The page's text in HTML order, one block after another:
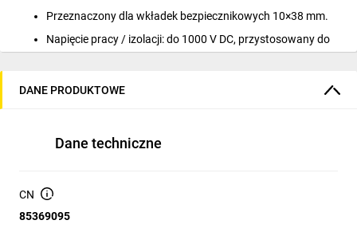
Przeznaczony dla wkładek bezpiecznikowych 10×38 mm.
Napięcie pracy / izolacji: do 1000 V DC, przystosowany do
systemów PV.
rozdzielnicach PV i szafach sterowniczych).
zadziałaniu wkładki/przerwaniu obwodu.
umożliwia elastyczne połączenia przewodów DC.
Zgodność z normami technicznymi: konstrukcja spełnia
DANE PRODUKTOWE
Dane techniczne
CN
85369095